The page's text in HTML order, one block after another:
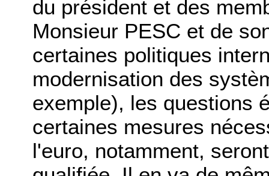
du président et des
Monsieur PESC et de
certaines politiques
modernisation des
exemple), les questions
certaines mesures
l'euro, notamment,